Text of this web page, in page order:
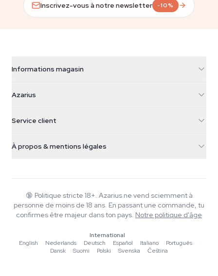
Inscrivez-vous à notre newsletter -10%
Informations magasin
Galvaniweg 11
Nederland
+31(0)204897914
Azarius
Smokeshop
Service client
Politique de retour
Politique de confidentialité
À propos & mentions légales
Wiki
Rédacteurs
Outils & Calculateurs
🔞 Politique stricte 18+. Azarius ne vend sciemment à
personne de moins de 18 ans. En passant une commande, tu
confirmes être majeur dans ton pays. Notre politique d'âge
International
English
·Nederlands ·Deutsch ·Español ·Italiano ·Português
·
Dansk
·Suomi ·Polski ·Svenska ·Čeština